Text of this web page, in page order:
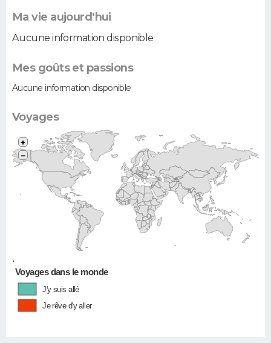
Ma vie aujourd'hui
Aucune information disponible
Mes goûts et passions
Aucune information disponible
Voyages
•
+
−
Voyages dans le monde
J'y suis allé
Je rêve d'y aller